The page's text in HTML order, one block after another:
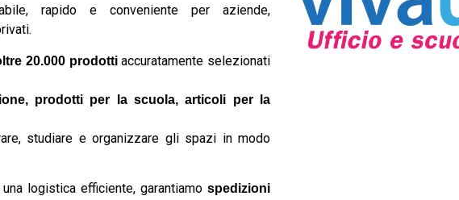
rapido e conveniente per aziende,
20.000 prodottiaccuratamente selezionati
prodotti per la scuola, articoli per la
studiare e organizzare gli spazi in modo
logistica efficiente, garantiamo spedizioni